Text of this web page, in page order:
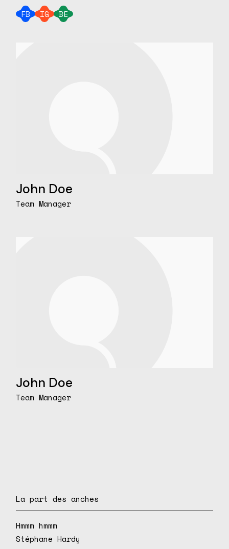
FB IG BE
John Doe
Team Manager
John Doe
Team Manager
La part des anches
Hmmm hmmm
Stéphane Hardy